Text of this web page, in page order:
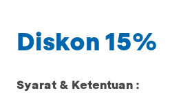
Diskon 15%
Syarat & Ketentuan :